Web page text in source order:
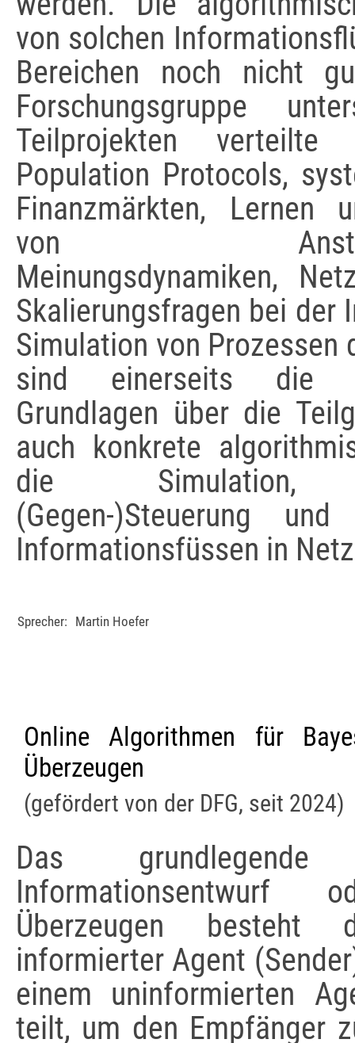
von solchen
Bereichen noch nicht
Forschungsgruppe
Teilprojekten verteilte
Population Protocols,
Finanzmärkten, Lernen
von
Meinungsdynamiken,
Skalierungsfragen bei der
Simulation von Prozessen
sind einerseits die
Grundlagen über die
auch konkrete
die Simulation,
(Gegen-)Steuerung
Informationsfüssen in
Sprecher: Martin Hoefer
Online Algorithmen für
Überzeugen
(gefördert von der DFG, seit 2024)
Das
Informationsentwurf
Überzeugen
informierter Agent
einem uninformierten
teilt, um den Empfänger